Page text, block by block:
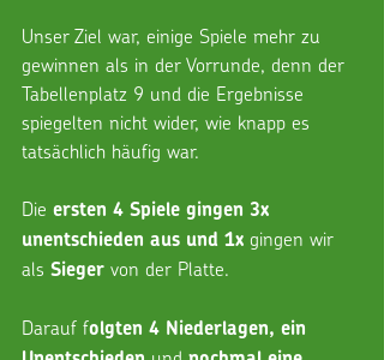
Unser Ziel war, einige Spiele mehr zu
gewinnen als in der Vorrunde, denn der
Tabellenplatz 9 und die Ergebnisse
spiegelten nicht wider, wie knapp es
tatsächlich häufig war.
Die ersten 4 Spiele gingen 3x
unentschieden aus und 1x gingen wir
als Sieger von der Platte.
Darauf folgten 4 Niederlagen, ein